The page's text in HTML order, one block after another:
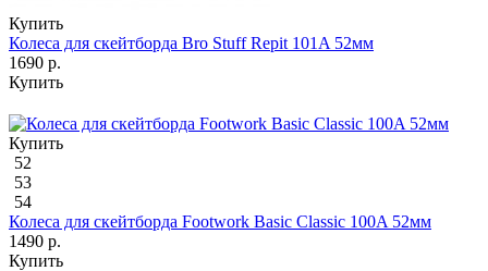
Купить
Колеса для скейтборда Bro Stuff Repit 101A 52мм
1690 р.
Купить
Купить
52
53
54
Колеса для скейтборда Footwork Basic Classic 100A 52мм
1490 р.
Купить